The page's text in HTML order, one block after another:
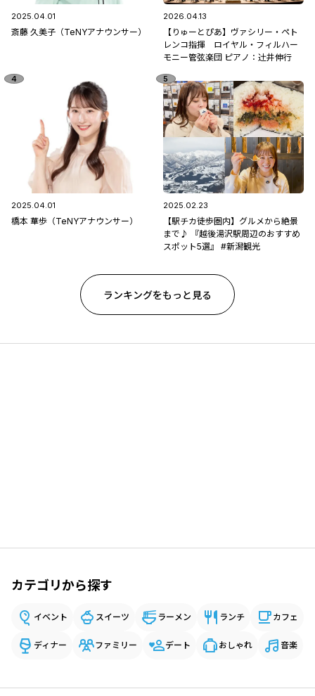
2025.04.01
斎藤 久美子（TeNYアナウンサー）
2026.04.13
【りゅーとぴあ】ヴァシリー・ペト
レンコ指揮 ロイヤル・フィルハー
モニー管弦楽団 ピアノ：辻󠄀井伸行
2025.04.01
橋本 華歩（TeNYアナウンサー）
2025.02.23
【駅チカ徒歩圏内】グルメから絶景
まで♪ 『越後湯沢駅周辺のおすすめ
スポット5選』 #新潟観光
ランキングをもっと見る
カテゴリから探す
イベント スイーツ ラーメン ランチ カフェ
ディナー ファミリー デート おしゃれ 音楽